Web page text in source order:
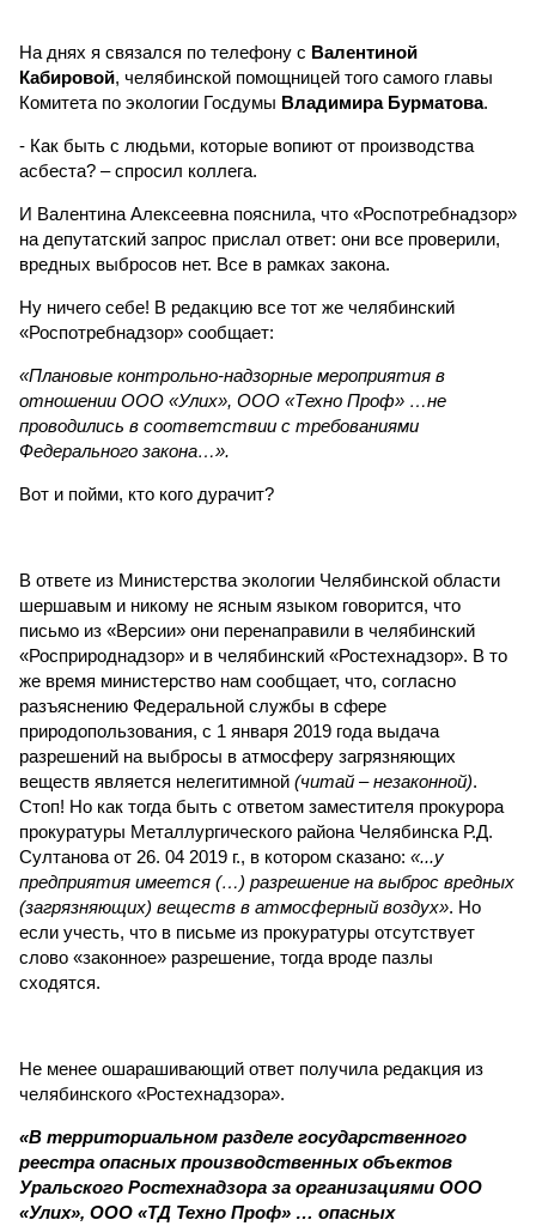
На днях я связался по телефону с Валентиной
Кабировой, челябинской помощницей того самого главы
Комитета по экологии Госдумы Владимира Бурматова.
- Как быть с людьми, которые вопиют от производства
асбеста? – спросил коллега.
И Валентина Алексеевна пояснила, что «Роспотребнадзор»
на депутатский запрос прислал ответ: они все проверили,
вредных выбросов нет. Все в рамках закона.
Ну ничего себе! В редакцию все тот же челябинский
«Роспотребнадзор» сообщает:
«Плановые контрольно-надзорные мероприятия в
отношении ООО «Улих», ООО «Техно Проф» …не
проводились в соответствии с требованиями
Федерального закона…».
Вот и пойми, кто кого дурачит?
В ответе из Министерства экологии Челябинской области
шершавым и никому не ясным языком говорится, что
письмо из «Версии» они перенаправили в челябинский
«Росприроднадзор» и в челябинский «Ростехнадзор». В то
же время министерство нам сообщает, что, согласно
разъяснению Федеральной службы в сфере
природопользования, с 1 января 2019 года выдача
разрешений на выбросы в атмосферу загрязняющих
веществ является нелегитимной (читай – незаконной).
Стоп! Но как тогда быть с ответом заместителя прокурора
прокуратуры Металлургического района Челябинска Р.Д.
Султанова от 26. 04 2019 г., в котором сказано: «...у
предприятия имеется (…) разрешение на выброс вредных
(загрязняющих) веществ в атмосферный воздух». Но
если учесть, что в письме из прокуратуры отсутствует
слово «законное» разрешение, тогда вроде пазлы
сходятся.
Не менее ошарашивающий ответ получила редакция из
челябинского «Ростехнадзора».
«В территориальном разделе государственного
реестра опасных производственных объектов
Уральского Ростехнадзора за организациями ООО
«Улих», ООО «ТД Техно Проф» … опасных